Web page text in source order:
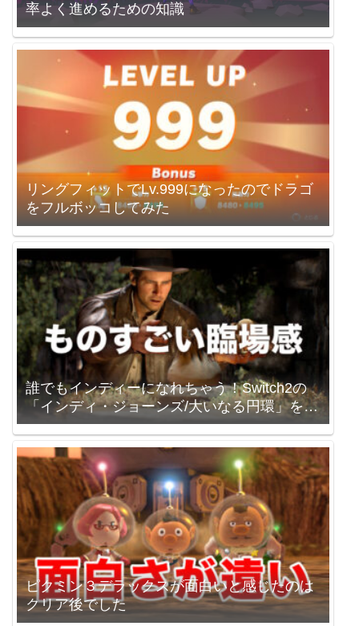
率よく進めるための知識
リングフィットでLv.999になったのでドラゴ
をフルボッコしてみた
誰でもインディーになれちゃう！Switch2の
「インディ・ジョーンズ/大いなる円環」を買
いました。
ピクミン３デラックスが面白いと感じたのは
クリア後でした